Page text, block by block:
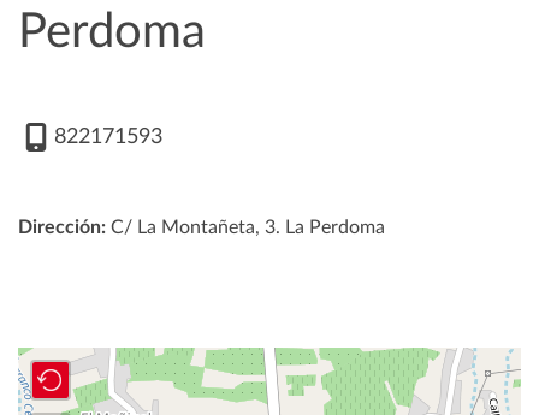
Perdoma
822171593
Dirección: C/ La Montañeta, 3. La Perdoma